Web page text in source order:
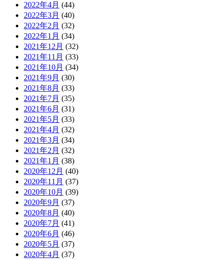
2022年4月 (44)
2022年3月 (40)
2022年2月 (32)
2022年1月 (34)
2021年12月 (32)
2021年11月 (33)
2021年10月 (34)
2021年9月 (30)
2021年8月 (33)
2021年7月 (35)
2021年6月 (31)
2021年5月 (33)
2021年4月 (32)
2021年3月 (34)
2021年2月 (32)
2021年1月 (38)
2020年12月 (40)
2020年11月 (37)
2020年10月 (39)
2020年9月 (37)
2020年8月 (40)
2020年7月 (41)
2020年6月 (46)
2020年5月 (37)
2020年4月 (37)